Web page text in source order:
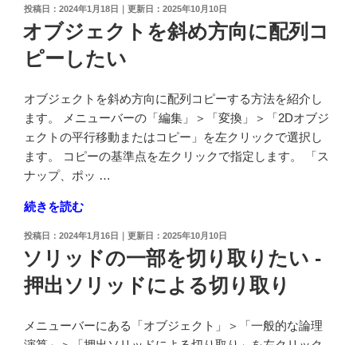
移
動
し
た
の
を
0.5mm
下
設
定
し
た
い"
の
ジ
ェ
ク
を
回
コ
ピ
し
た
の
投
日:
2024年1月18日 2025年10月10日
オブジェクトを斜め方向に配列コ
ピーしたい
オブジェクトを斜め方向に配列コピーする方法を紹介し
ます。 メニューバーの「編集」＞「変換」＞「2Dオブジ
ェクトの平行移動またはコピー」を左クリックで選択し
ます。 コピーの基準点を左クリックで指定します。 「ス
ナップ、ポッ …
"オ
ジ
ェ
ク
を
斜
続きを読む
投
稿
日:
2024年1月16日 2025年10月10日
ソリッドの一部を切り取りたい -
押出ソリッドによる切り取り
メニューバーにある「オブジェクト」＞「一般的な論理